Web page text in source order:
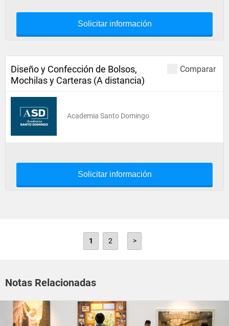
Solicitar información
Comparar
Diseño y Confección de Bolsos,
Mochilas y Carteras (A distancia)
Academia Santo Domingo
Solicitar información
1 2 >
Notas Relacionadas